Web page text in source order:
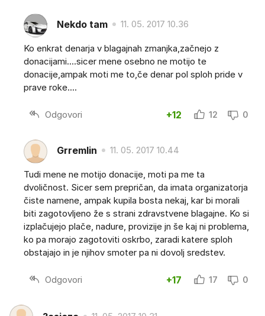
Nekdo tam 11. 05. 2017 10.36
Ko enkrat denarja v blagajnah zmanjka,začnejo z
donacijami....sicer mene osebno ne motijo te
donacije,ampak moti me to,če denar pol sploh pride v
prave roke....
Odgovori +12 12 0
Grremlin 11. 05. 2017 10.44
Tudi mene ne motijo donacije, moti pa me ta
dvoličnost. Sicer sem prepričan, da imata organizatorja
čiste namene, ampak kupila bosta nekaj, kar bi morali
biti zagotovljeno že s strani zdravstvene blagajne. Ko si
izplačujejo plače, nadure, provizije jn še kaj ni problema,
ko pa morajo zagotoviti oskrbo, zaradi katere sploh
obstajajo in je njihov smoter pa ni dovolj sredstev.
Odgovori +17 17 0